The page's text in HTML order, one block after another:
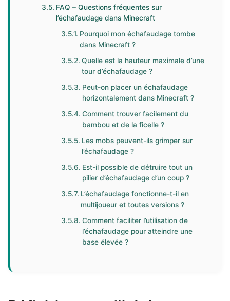
FAQ – Questions fréquentes sur
l’échafaudage dans Minecraft
Pourquoi mon échafaudage tombe
dans Minecraft ?
Quelle est la hauteur maximale d’une
tour d’échafaudage ?
Peut-on placer un échafaudage
horizontalement dans Minecraft ?
Comment trouver facilement du
bambou et de la ficelle ?
Les mobs peuvent-ils grimper sur
l’échafaudage ?
Est-il possible de détruire tout un
pilier d’échafaudage d’un coup ?
L’échafaudage fonctionne-t-il en
multijoueur et toutes versions ?
Comment faciliter l’utilisation de
l’échafaudage pour atteindre une
base élevée ?